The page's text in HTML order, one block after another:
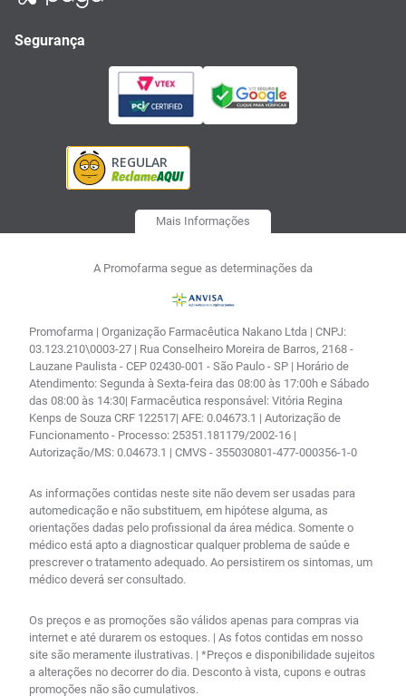
Segurança
Mais Informações
A Promofarma segue as determinações da
Promofarma | Organização Farmacêutica Nakano Ltda | CNPJ:
03.123.210\0003-27 | Rua Conselheiro Moreira de Barros, 2168 -
Lauzane Paulista - CEP 02430-001 - São Paulo - SP | Horário de
Atendimento: Segunda à Sexta-feira das 08:00 às 17:00h e Sábado
das 08:00 às 14:30| Farmacêutica responsável: Vitória Regina
Kenps de Souza CRF 122517| AFE: 0.04673.1 | Autorização de
Funcionamento - Processo: 25351.181179/2002-16 |
Autorização/MS: 0.04673.1 | CMVS - 355030801-477-000356-1-0
As informações contidas neste site não devem ser usadas para
automedicação e não substituem, em hipótese alguma, as
orientações dadas pelo profissional da área médica. Somente o
médico está apto a diagnosticar qualquer problema de saúde e
prescrever o tratamento adequado. Ao persistirem os sintomas, um
médico deverá ser consultado.
Os preços e as promoções são válidos apenas para compras via
internet e até durarem os estoques. | As fotos contidas em nosso
site são meramente ilustrativas. | *Preços e disponibilidade sujeitos
a alterações no decorrer do dia. Desconto à vista, cupons e outras
promoções não são cumulativos.